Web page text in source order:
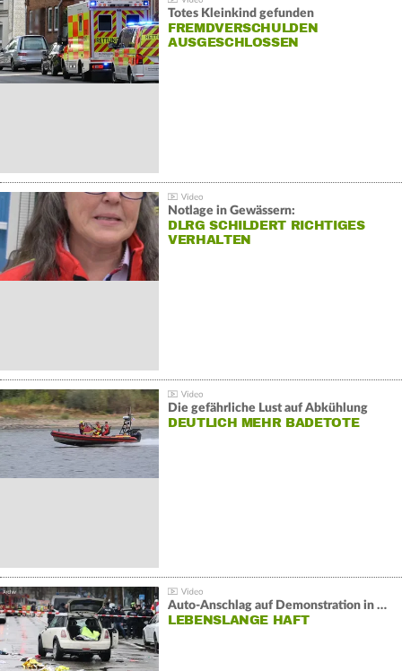
Totes Kleinkind gefunden
FREMDVERSCHULDEN
AUSGESCHLOSSEN
Notlage in Gewässern:
DLRG SCHILDERT RICHTIGES
VERHALTEN
Die gefährliche Lust auf Abkühlung
DEUTLICH MEHR BADETOTE
Auto-Anschlag auf Demonstration in München:
LEBENSLANGE HAFT